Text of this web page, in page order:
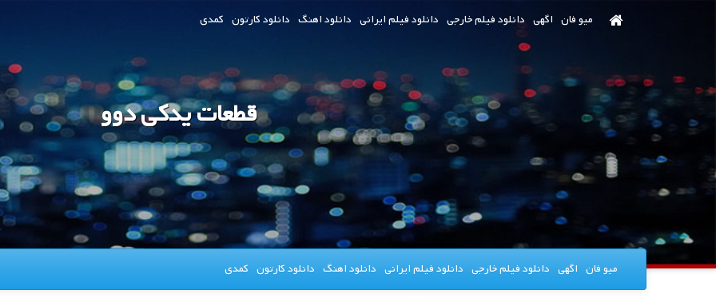
میو فان اگهی دانلود فیلم خارجی دانلود فیلم ایرانی دانلود اهنگ دانلود کارتون کمدی
قطعات یدکی دوو
میو فان اگهی دانلود فیلم خارجی دانلود فیلم ایرانی دانلود اهنگ دانلود کارتون کمدی